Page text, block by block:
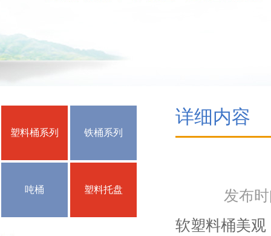
塑料桶系列 铁桶系列
吨桶 塑料托盘
详细内容
发布
软塑料桶美